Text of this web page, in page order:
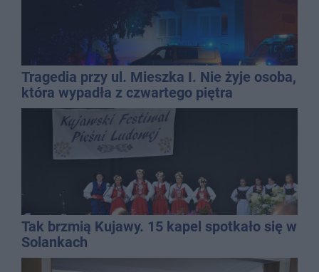
Tragedia przy ul. Mieszka I. Nie żyje osoba,
która wypadła z czwartego piętra
Tak brzmią Kujawy. 15 kapel spotkało się w
Solankach